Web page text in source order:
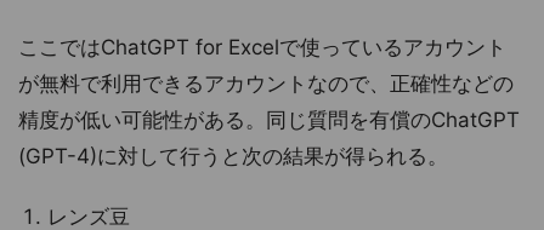
ここではChatGPT for Excelで使っているアカウント
が無料で利用できるアカウントなので、正確性などの
精度が低い可能性がある。同じ質問を有償のChatGPT
(GPT-4)に対して行うと次の結果が得られる。
レンズ豆